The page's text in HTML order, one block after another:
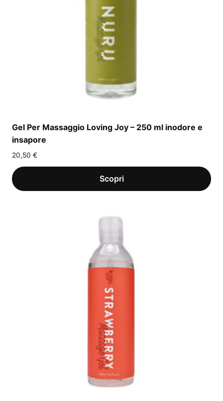
Gel Per Massaggio Loving Joy – 250 ml inodore e
insapore
20,50 €